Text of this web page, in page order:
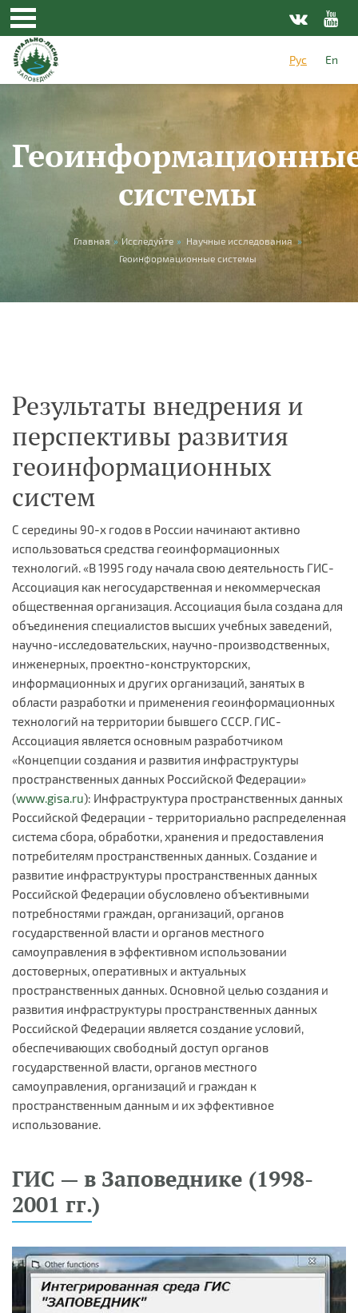
Перейти к основному содержанию
Рус
En
системы
Вы здесь
Главная » Исследуйте » Научные исследования »
Геоинформационные системы
Результаты внедрения и
перспективы развития
геоинформационных
систем
C середины 90-х годов в России начинают активно
использоваться средства геоинформационных
технологий. «В 1995 году начала свою деятельность ГИС-
Ассоциация как негосударственная и некоммерческая
общественная организация. Ассоциация была создана для
объединения специалистов высших учебных заведений,
научно-исследовательских, научно-производственных,
инженерных, проектно-конструкторских,
информационных и других организаций, занятых в
области разработки и применения геоинформационных
технологий на территории бывшего СССР. ГИС-
Ассоциация является основным разработчиком
«Концепции создания и развития инфраструктуры
пространственных данных Российской Федерации»
(www.gisa.ru): Инфраструктура пространственных данных
Российской Федерации - территориально распределенная
система сбора, обработки, хранения и предоставления
потребителям пространственных данных. Создание и
развитие инфраструктуры пространственных данных
Российской Федерации обусловлено объективными
потребностями граждан, организаций, органов
государственной власти и органов местного
самоуправления в эффективном использовании
достоверных, оперативных и актуальных
пространственных данных. Основной целью создания и
развития инфраструктуры пространственных данных
Российской Федерации является создание условий,
обеспечивающих свободный доступ органов
государственной власти, органов местного
самоуправления, организаций и граждан к
пространственным данным и их эффективное
использование.
ГИС — в Заповеднике (1998-
2001 гг.)